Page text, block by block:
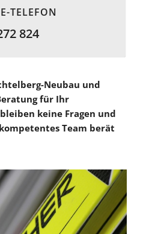
TELEFON
824
Neubau und
für Ihr
keine Fragen und
Team berät